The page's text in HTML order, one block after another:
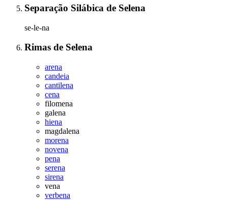
Separação Silábica de Selena
se-le-na
Rimas de Selena
arena
candeia
cantilena
cena
filomena
galena
hiena
magdalena
morena
novena
pena
serena
sirena
vena
verbena